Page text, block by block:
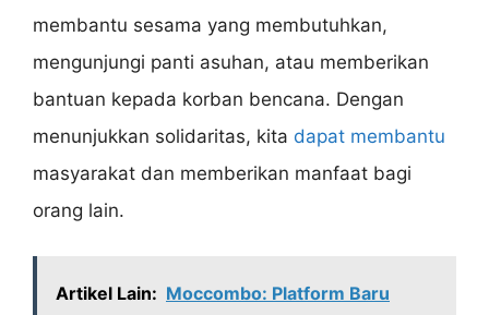
membantu sesama yang membutuhkan,
mengunjungi panti asuhan, atau memberikan
bantuan kepada korban bencana. Dengan
menunjukkan solidaritas, kita dapat membantu
masyarakat dan memberikan manfaat bagi
orang lain.
Artikel Lain: Moccombo: Platform Baru